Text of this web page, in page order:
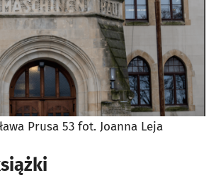
Prusa 53 fot. Joanna Leja